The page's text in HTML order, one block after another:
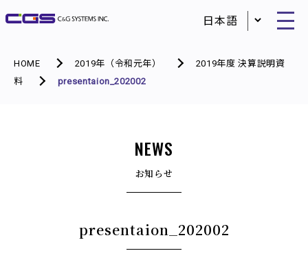
HOME 2019年（令和元年）
2019年度 決算説明資
料
presentaion_202002
NEWS
お知らせ
presentaion_202002